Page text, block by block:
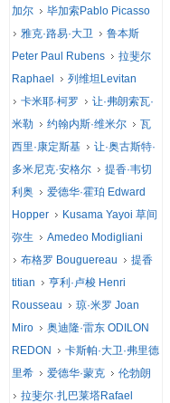
加尔
毕加索Pablo Picasso
雅克·路易·大卫
鲁本斯
Peter Paul Rubens
拉斐尔
Raphael
列维坦Levitan
卡米耶·柯罗
让·弗朗索瓦·
米勒
约翰内斯·维米尔
瓦
西里·康定斯基
让·奥古斯特·
多米尼克·安格尔
提香·韦切
利奥
爱德华·霍珀 Edward
Hopper
Kusama Yayoi 草间
弥生
Amedeo Modigliani
布格罗 Bouguereau
提香
titian
亨利·卢梭 Henri
Rousseau
琼·米罗 Joan
Miro
奥迪隆·雷东 ODILON
REDON
卡斯帕·大卫·弗里德
里希
爱德华·蒙克
伦勃朗
拉斐尔·扎巴莱塔Rafael